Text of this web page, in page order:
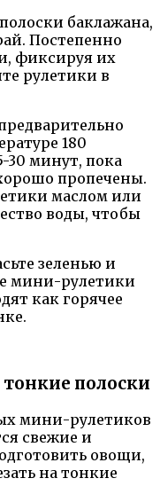
баклажана,
Постепенно
фиксируя их
рулетики в
180
30 минут, пока
пропечены.
маслом или
воды, чтобы
зеленью и
мини-рулетики
как горячее
полоски
мини-рулетиков
свежие и
овощи,
на тонкие